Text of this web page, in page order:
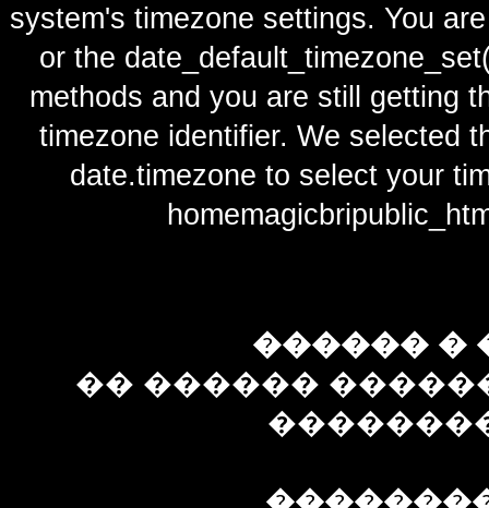
system's timezone settings. You
or the
methods and you are still getting
timezone identifier. We selected
date.timezone to select
������ �
�� ������